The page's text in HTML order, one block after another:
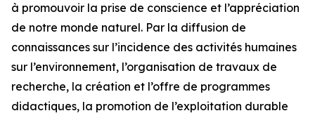
à promouvoir la prise de conscience et l’appréciation
de notre monde naturel. Par la diffusion de
connaissances sur l’incidence des activités humaines
sur l’environnement, l’organisation de travaux de
recherche, la création et l’offre de programmes
didactiques, la promotion de l’exploitation durable